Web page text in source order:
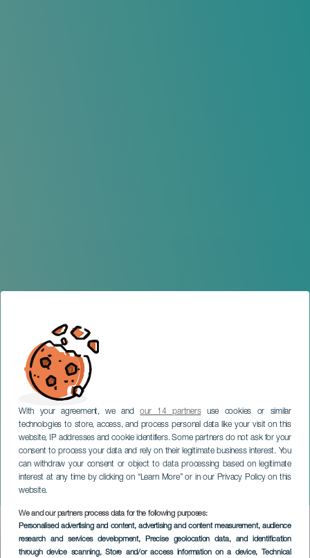
With your agreement, we andour 14 partnersuse cookies or similar
technologies to store, access, and process personal data like your visit on this
website, IP addresses and cookie identifiers. Some partners do not ask for your
consent to process your data and rely on their legitimate business interest. You
can withdraw your consent or object to data processing based on legitimate
interest at any time by clicking on “Learn More” or in our Privacy Policy on this
website.
We and our partners process data for the following purposes:
Personalised advertising and content, advertising and content measurement, audience
research and services development, Precise geolocation data, and identification
through device scanning, Store and/or access information on a device, Technical
MARÍA PAGÉS. Paraíso de
los negros
GRAN CANARIA
Imagen
Listado